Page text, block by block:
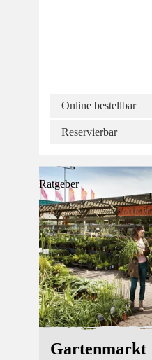
Online bestellbar
Reservierbar
Ratgeber
Gartenmarkt